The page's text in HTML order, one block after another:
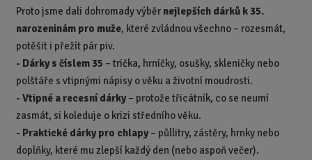
Proto jsme dali dohromady výběr nejlepších dárků k 35.
narozeninám pro muže, které zvládnou všechno – rozesmát,
potěšit i přežít pár piv.
- Dárky s číslem 35 – trička, hrníčky, osušky, skleničky nebo
polštáře s vtipnými nápisy o věku a životní moudrosti.
- Vtipné a recesní dárky– protože třicátník, co se neumí
zasmát, si koleduje o krizi středního věku.
- Praktické dárky pro chlapy– půllitry, zástěry, hrnky nebo
doplňky, které mu zlepší každý den (nebo aspoň večer).